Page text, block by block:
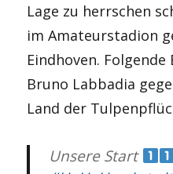
Lage zu herrschen
im Amateurstadion
Eindhoven.
Bruno Labbadia
Land der
Unsere Start